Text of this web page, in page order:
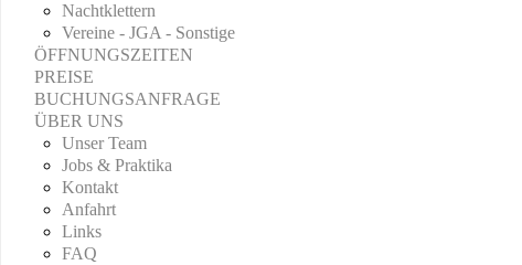
Nachtklettern
Vereine - JGA - Sonstige
ÖFFNUNGSZEITEN
PREISE
BUCHUNGSANFRAGE
ÜBER UNS
Unser Team
Jobs & Praktika
Kontakt
Anfahrt
Links
FAQ